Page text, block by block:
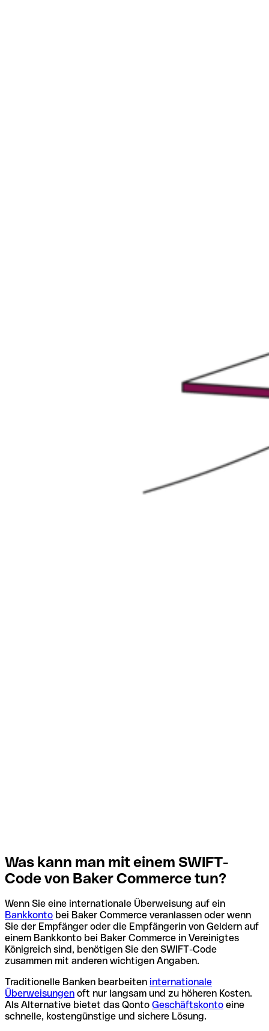
Was kann man mit einem SWIFT-
Code von Baker Commerce tun?
Wenn Sie eine internationale Überweisung auf ein
Bankkonto bei Baker Commerce veranlassen oder wenn
Sie der Empfänger oder die Empfängerin von Geldern auf
einem Bankkonto bei Baker Commerce in Vereinigtes
Königreich sind, benötigen Sie den SWIFT-Code
zusammen mit anderen wichtigen Angaben.
Traditionelle Banken bearbeiten internationale
Überweisungen oft nur langsam und zu höheren Kosten.
Als Alternative bietet das Qonto Geschäftskonto eine
schnelle, kostengünstige und sichere Lösung.